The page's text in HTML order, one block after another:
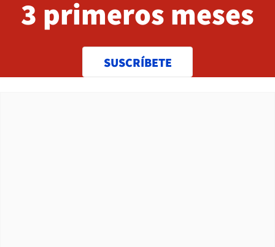
3 primeros meses
SUSCRÍBETE